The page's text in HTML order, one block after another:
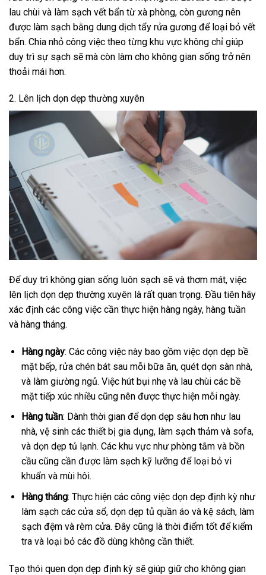
lau chùi và làm sạch vết bẩn từ xà phòng, còn gương nên
được làm sạch bằng dung dịch tẩy rửa gương để loại bỏ vết
bẩn. Chia nhỏ công việc theo từng khu vực không chỉ giúp
duy trì sự sạch sẽ mà còn làm cho không gian sống trở nên
thoải mái hơn.
2. Lên lịch dọn dẹp thường xuyên
Để duy trì không gian sống luôn sạch sẽ và thơm mát, việc
lên lịch dọn dẹp thường xuyên là rất quan trọng. Đầu tiên hãy
xác định các công việc cần thực hiện hàng ngày, hàng tuần
và hàng tháng.
Hàng ngày: Các công việc này bao gồm việc dọn dẹp bề
mặt bếp, rửa chén bát sau mỗi bữa ăn, quét dọn sàn nhà,
và làm giường ngủ. Việc hút bụi nhẹ và lau chùi các bề
mặt tiếp xúc nhiều cũng nên được thực hiện mỗi ngày.
Hàng tuần: Dành thời gian để dọn dẹp sâu hơn như lau
nhà, vệ sinh các thiết bị gia dụng, làm sạch thảm và sofa,
và dọn dẹp tủ lạnh. Các khu vực như phòng tắm và bồn
cầu cũng cần được làm sạch kỹ lưỡng để loại bỏ vi
khuẩn và mùi hôi.
Hàng tháng: Thực hiện các công việc dọn dẹp định kỳ như
làm sạch các cửa sổ, dọn dẹp tủ quần áo và kệ sách, làm
sạch đệm và rèm cửa. Đây cũng là thời điểm tốt để kiểm
tra và loại bỏ các đồ dùng không cần thiết.
Tạo thói quen dọn dẹp định kỳ sẽ giúp giữ cho không gian